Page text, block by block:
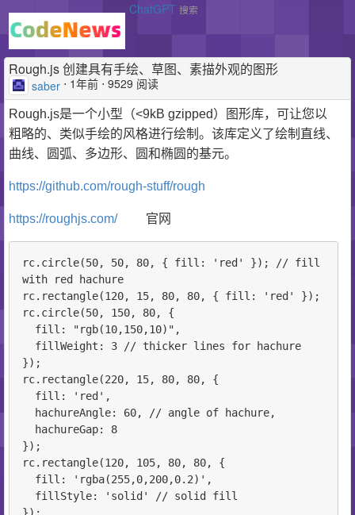
ChatGPT 搜索
Rough.js 创建具有手绘、草图、素描外观的图形
saber ⋅ 1年前 ⋅ 9529 阅读
Rough.js是一个小型（<9kB gzipped）图形库，可让您以
粗略的、类似手绘的风格进行绘制。该库定义了绘制直线、
曲线、圆弧、多边形、圆和椭圆的基元。
https://github.com/rough-stuff/rough
https://roughjs.com/官网
rc.circle(50, 50, 80, { fill: 'red' }); // fill
with red hachure
rc.rectangle(120, 15, 80, 80, { fill: 'red' });
rc.circle(50, 150, 80, {
});
rc.rectangle(220, 15, 80, 80, {
});
rc.rectangle(120, 105, 80, 80, {